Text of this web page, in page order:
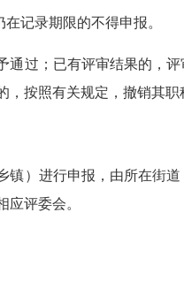
记录期限的不得申报。
通过；已有评审结果的，
按照有关规定，撤销其职
镇）进行申报，由所在街
应评委会。